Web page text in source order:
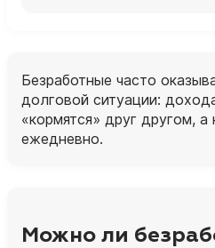
Безработные часто
долговой ситуации:
«кормятся» друг другом,
ежедневно.
Можно ли